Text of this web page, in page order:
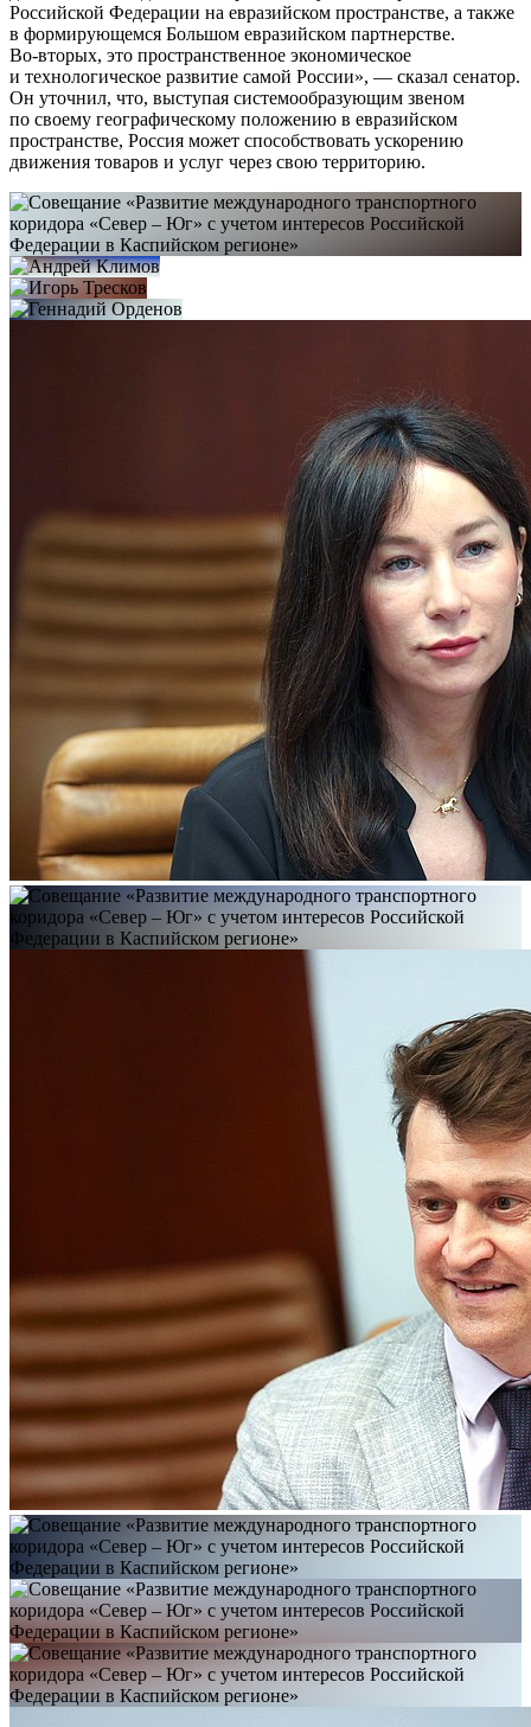
Российской Федерации на евразийском пространстве, а также
в формирующемся Большом евразийском партнерстве.
Во‑вторых, это пространственное экономическое
и технологическое развитие самой России», — сказал сенатор.
Он уточнил, что, выступая системообразующим звеном
по своему географическому положению в евразийском
пространстве, Россия может способствовать ускорению
движения товаров и услуг через свою территорию.